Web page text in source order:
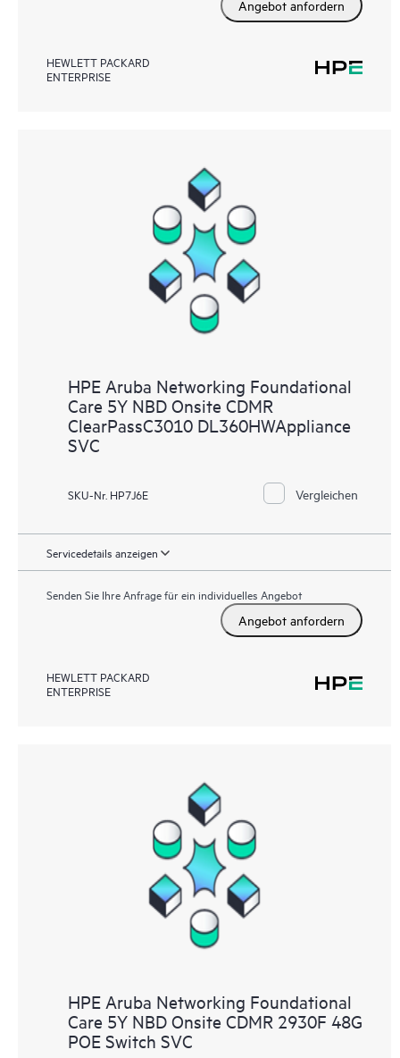
Angebot anfordern
HEWLETT PACKARD
ENTERPRISE
HPE Aruba Networking Foundational
Care 5Y NBD Onsite CDMR
ClearPassC3010 DL360HWAppliance
SVC
SKU-Nr. HP7J6E Vergleichen
Servicedetails anzeigen
Senden Sie Ihre Anfrage für ein individuelles Angebot
Angebot anfordern
HEWLETT PACKARD
ENTERPRISE
HPE Aruba Networking Foundational
Care 5Y NBD Onsite CDMR 2930F 48G
POE Switch SVC